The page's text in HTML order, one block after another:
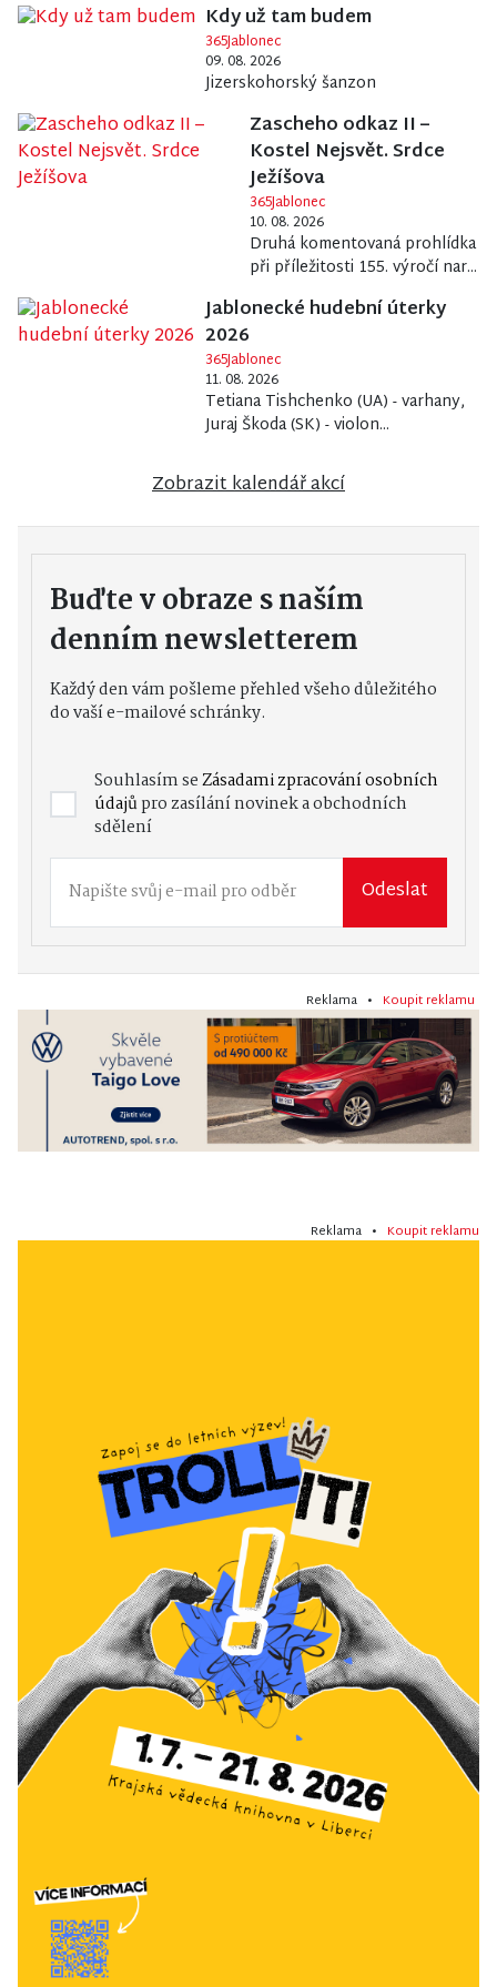
Kdy už tam budem
365Jablonec
09. 08. 2026
Jizerskohorský šanzon
Zascheho odkaz II –
Kostel Nejsvět. Srdce
Ježíšova
365Jablonec
10. 08. 2026
Druhá komentovaná prohlídka
při příležitosti 155. výročí nar...
Jablonecké hudební úterky
2026
365Jablonec
11. 08. 2026
Tetiana Tishchenko (UA) - varhany,
Juraj Škoda (SK) - violon...
Zobrazit kalendář akcí
Buďte v obraze s naším
denním newsletterem
Každý den vám pošleme přehled všeho důležitého
do vaší e-mailové schránky.
Souhlasím seZásadami zpracování osobních
údajůpro zasílání novinek a obchodních
sdělení
Odeslat
Reklama • Koupit reklamu
Reklama • Koupit reklamu